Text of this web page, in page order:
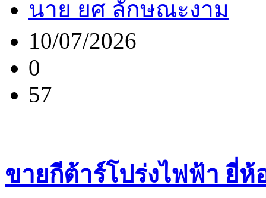
นาย ยศ ลักษณะงาม
10/07/2026
0
57
ขายกีต้าร์โปร่งไฟฟ้า ยี่ห้